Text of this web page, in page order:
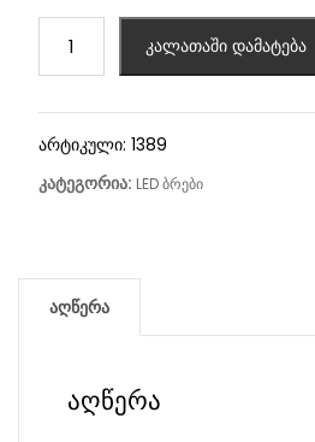
კალათაში დამატება
არტიკული: 1389
კატეგორია: LED ბრები
აღწერა
აღწერა